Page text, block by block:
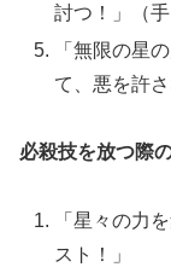
討つ！」（
「無限の星
て、悪を許
必殺技を放つ際
「星々の力
スト！」